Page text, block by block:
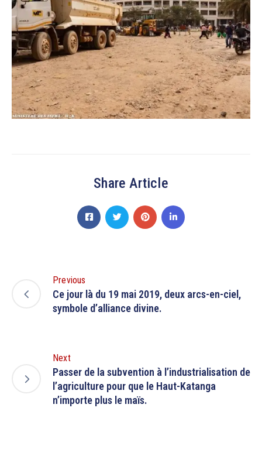
Share Article
Previous
Ce jour là du 19 mai 2019, deux arcs-en-ciel,
symbole d’alliance divine.
Next
Passer de la subvention à l’industrialisation de
l’agriculture pour que le Haut-Katanga
n’importe plus le maïs.